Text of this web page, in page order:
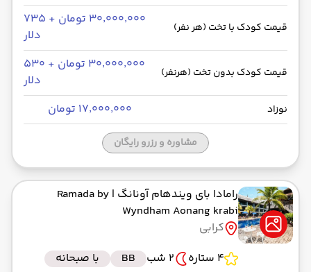
قیمت کودک با تخت (هر نفر)
۳۰٬۰۰۰٬۰۰۰ تومان + ۷۳۵
دلار
قیمت کودک بدون تخت (هرنفر)
۳۰٬۰۰۰٬۰۰۰ تومان + ۵۳۰
دلار
نوزاد ۱۷٬۰۰۰٬۰۰۰ تومان
مشاوره و رزرو رایگان
رامادا بای ویندهام آونانگ | Ramada by
Wyndham Aonang krabi
کرابی
4 ستاره
2 شب BB
با صبحانه